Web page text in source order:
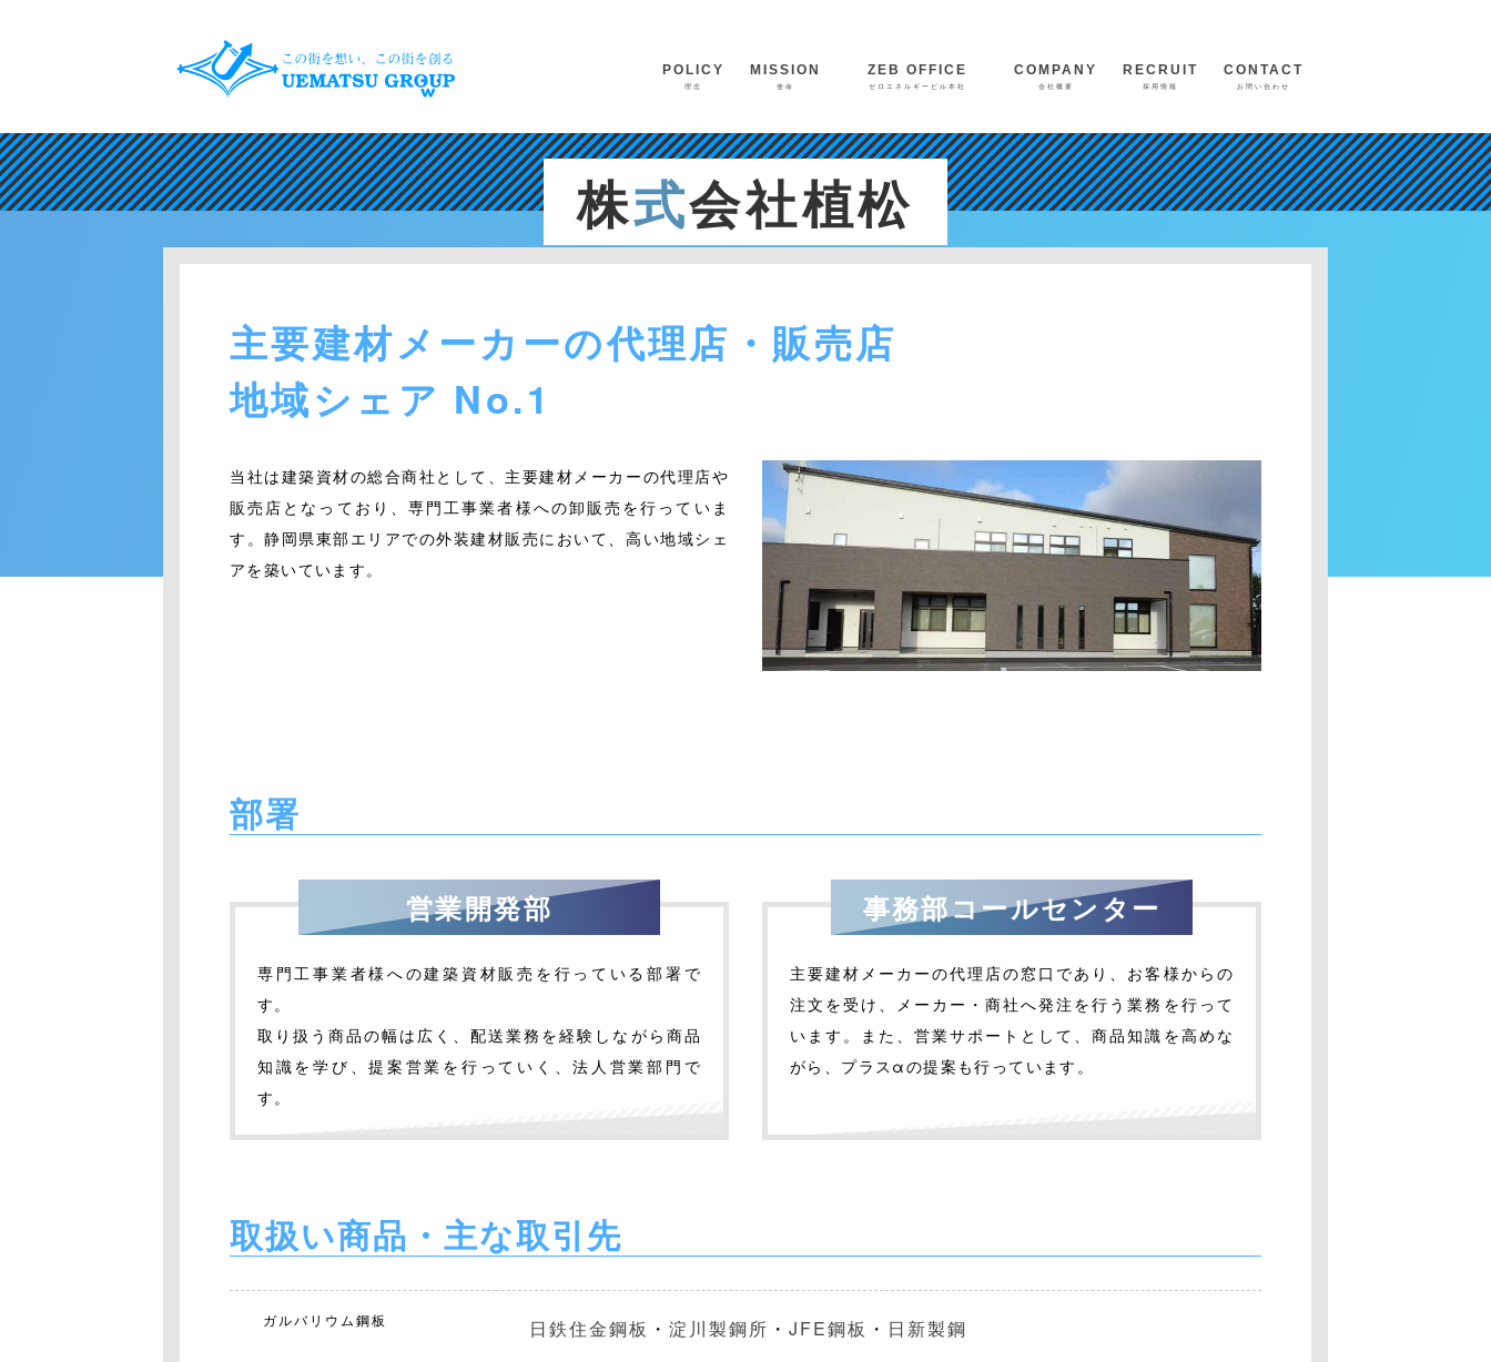
POLICY
理念
MISSION
使命
ZEB OFFICE
ゼロエネルギービル本社
COMPANY
会社概要
RECRUIT
採用情報
CONTACT
お問い合わせ
株式会社植松
主要建材メーカーの代理店・販売店
地域シェア No.1
当社は建築資材の総合商社として、主要建材メーカーの代理店や
販売店となっており、専門工事業者様への卸販売を行っていま
す。静岡県東部エリアでの外装建材販売において、高い地域シェ
アを築いています。
部署
営業開発部
専門工事業者様への建築資材販売を行っている部署で
す。
取り扱う商品の幅は広く、配送業務を経験しながら商品
知識を学び、提案営業を行っていく、法人営業部門で
す。
事務部コールセンター
主要建材メーカーの代理店の窓口であり、お客様からの
注文を受け、メーカー・商社へ発注を行う業務を行って
います。また、営業サポートとして、商品知識を高めな
がら、プラスαの提案も行っています。
取扱い商品・主な取引先
ガルバリウム鋼板 日鉄住金鋼板 ・ 淀川製鋼所 ・ JFE鋼板 ・ 日新製鋼